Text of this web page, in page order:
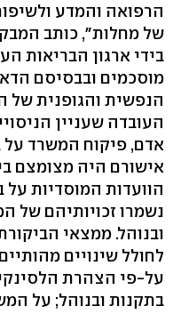
הרפואה והמדע
של מחלות", כותב
בידי ארגון הבריאות
מוסכמים ובבסיסם
הנפשית והגופנית של
העובדה שעניין
אדם, פיקוח המשרד על
אישורם היה מצומצם
הוועדות המוסדיות על
נשמרו זכויותיהם של
ובנוהל. ממצאי
לחולל שינויים
על-פי הצהרת
בתקנות ובנוהל; על